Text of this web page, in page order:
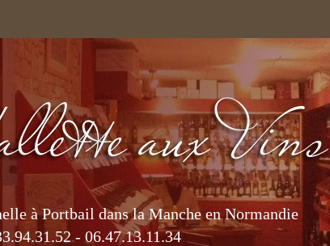
à Portbail dans la Manche en Normandie
- 06.47.13.11.34